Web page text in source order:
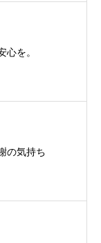
を。
の気持ち